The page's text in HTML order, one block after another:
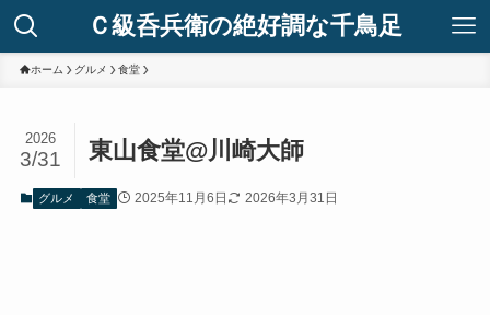
Ｃ級呑兵衛の絶好調な千鳥足
ホーム グルメ 食堂
東山食堂@川崎大師
2026
3/31
グルメ 食堂 2025年11月6日 2026年3月31日